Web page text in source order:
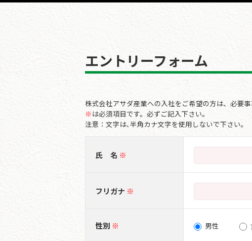
エントリーフォーム
株式会社アサダ産業への入社をご希望の方は、必要
※ は必須項目です。必ずご記入下さい。
注意：文字は､半角カナ文字を使用しないで下さい
氏 名
フリガナ
性別 男性